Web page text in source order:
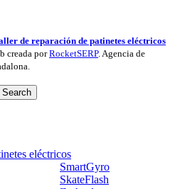
de reparación de patinetes eléctricos
creada porRocketSERP. Agencia de
Search
eléctricos
SmartGyro
SkateFlash